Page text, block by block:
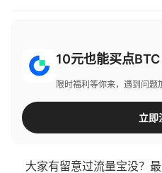
10元也能买点BTC
限时福利等你来，遇到问
立即
大家有留意过流量宝没？